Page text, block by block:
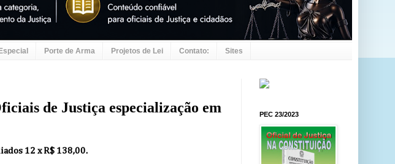
Porte de Arma Projetos de Lei Contato: Sites
de Justiça especialização em
12 x R$ 138,00.
PEC 23/2023